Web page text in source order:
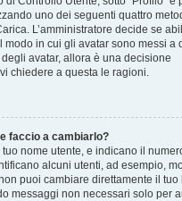
uno dei seguenti quattro
L’amministratore decide se
modo in cui gli avatar sono messi a
avatar, allora è una decisione
chiedere a questa le ragioni.
faccio a cambiarlo?
tuo nome utente, e indicano il
alcuni utenti, ad esempio,
puoi cambiare direttamente il tuo
messaggi non necessari solo per